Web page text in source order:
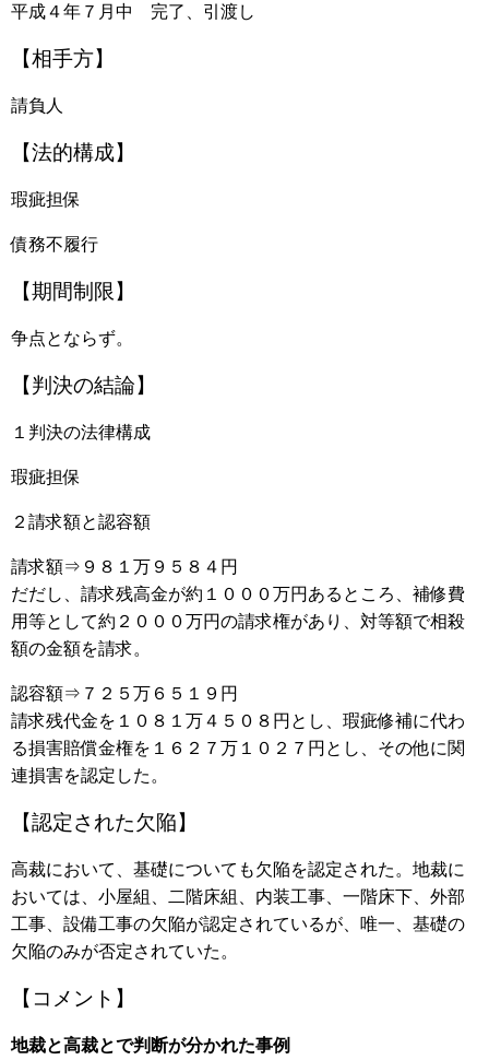
平成４年７月中 完了、引渡し
【相手方】
請負人
【法的構成】
瑕疵担保
債務不履行
【期間制限】
争点とならず。
【判決の結論】
１判決の法律構成
瑕疵担保
２請求額と認容額
請求額⇒９８１万９５８４円
だだし、請求残高金が約１０００万円あるところ、補修費
用等として約２０００万円の請求権があり、対等額で相殺
額の金額を請求。
認容額⇒７２５万６５１９円
請求残代金を１０８１万４５０８円とし、瑕疵修補に代わ
る損害賠償金権を１６２７万１０２７円とし、その他に関
連損害を認定した。
【認定された欠陥】
高裁において、基礎についても欠陥を認定された。地裁に
おいては、小屋組、二階床組、内装工事、一階床下、外部
工事、設備工事の欠陥が認定されているが、唯一、基礎の
欠陥のみが否定されていた。
【コメント】
地裁と高裁とで判断が分かれた事例